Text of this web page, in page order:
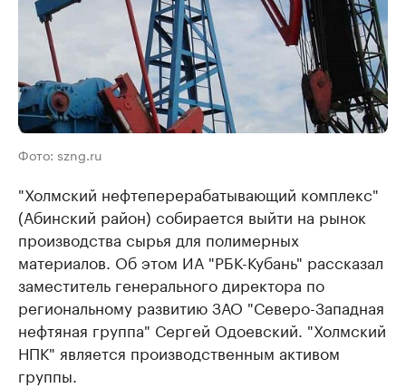
Фото: szng.ru
"Холмский нефтеперерабатывающий комплекс"
(Абинский район) собирается выйти на рынок
производства сырья для полимерных
материалов. Об этом ИА "РБК-Кубань" рассказал
заместитель генерального директора по
региональному развитию ЗАО "Северо-Западная
нефтяная группа" Сергей Одоевский. "Холмский
НПК" является производственным активом
группы.